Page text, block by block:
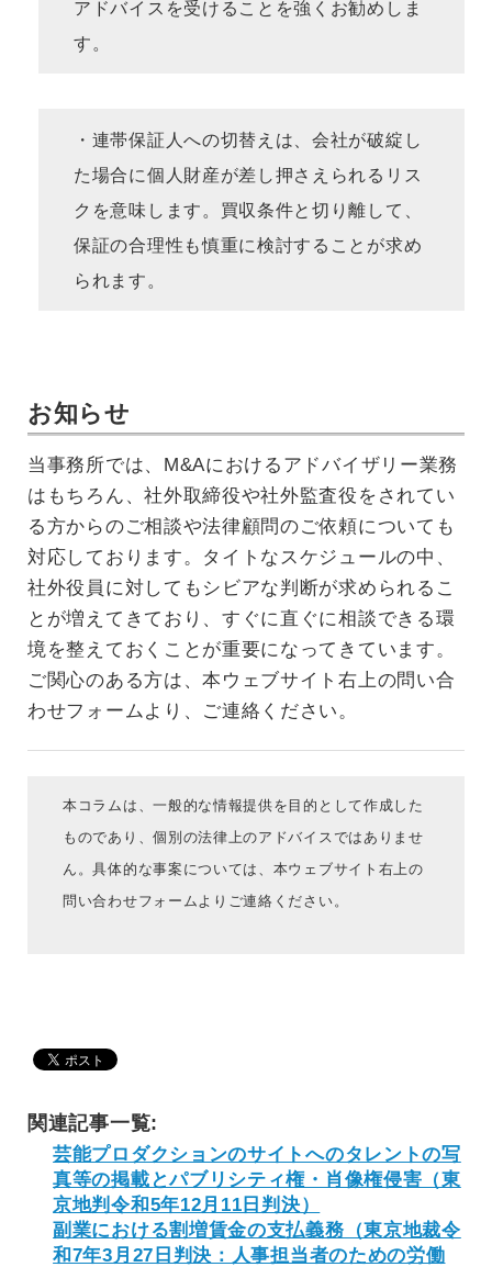
アドバイスを受けることを強くお勧めしま
す。
・連帯保証人への切替えは、会社が破綻し
た場合に個人財産が差し押さえられるリス
クを意味します。買収条件と切り離して、
保証の合理性も慎重に検討することが求め
られます。
お知らせ
当事務所では、M&Aにおけるアドバイザリー業務
はもちろん、社外取締役や社外監査役をされてい
る方からのご相談や法律顧問のご依頼についても
対応しております。タイトなスケジュールの中、
社外役員に対してもシビアな判断が求められるこ
とが増えてきており、すぐに直ぐに相談できる環
境を整えておくことが重要になってきています。
ご関心のある方は、本ウェブサイト右上の問い合
わせフォームより、ご連絡ください。
本コラムは、一般的な情報提供を目的として作成した
ものであり、個別の法律上のアドバイスではありませ
ん。具体的な事案については、本ウェブサイト右上の
問い合わせフォームよりご連絡ください。
関連記事一覧:
芸能プロダクションのサイトへのタレントの写
真等の掲載とパブリシティ権・肖像権侵害（東
京地判令和5年12月11日判決）
副業における割増賃金の支払義務（東京地裁令
和7年3月27日判決：人事担当者のための労働